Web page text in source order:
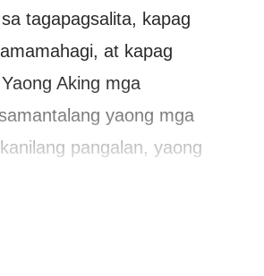
tagapagsalita, kapag
at kapag
Aking mga
yaong mga
pangalan, yaong
nawala nilang kabataan,
tagakatay, yaong mga